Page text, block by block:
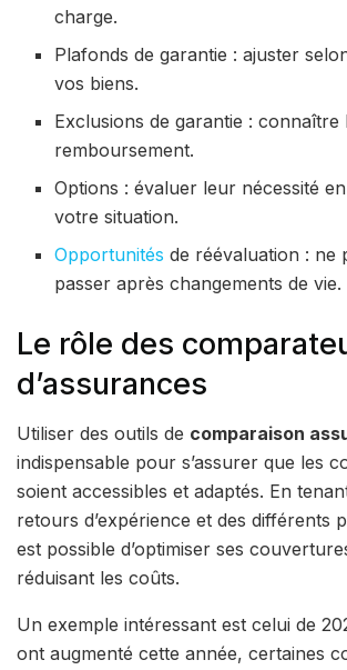
charge.
Plafonds de garantie : ajuster
vos biens.
Exclusions de garantie : connaître
remboursement.
Options : évaluer leur nécessité
votre situation.
Opportunités de réévaluation : ne
passer après changements de vie.
Le rôle des
d’assurances
Utiliser des outils de comparaison
indispensable pour s’assurer que les
soient accessibles et adaptés. En
retours d’expérience et des différents
est possible d’optimiser ses
réduisant les coûts.
Un exemple intéressant est celui de
ont augmenté cette année, certaines